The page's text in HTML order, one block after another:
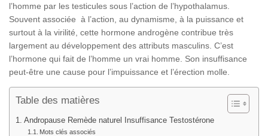
l’homme par les testicules sous l’action de l’hypothalamus.
Souvent associée à l’action, au dynamisme, à la puissance et
surtout à la virilité, cette hormone androgène contribue très
largement au développement des attributs masculins. C’est
l’hormone qui fait de l’homme un vrai homme. Son insuffisance
peut-être une cause pour l’impuissance et l’érection molle.
Table des matières
Andropause Remède naturel Insuffisance Testostérone
Mots clés associés